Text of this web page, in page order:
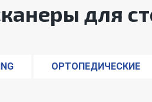
для
ОРТОПЕДИЧЕСКИЕ